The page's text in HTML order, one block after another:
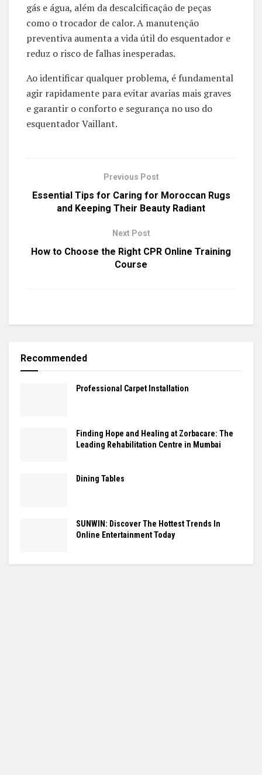
gás e água, além da descalcificação de peças
como o trocador de calor. A manutenção
preventiva aumenta a vida útil do esquentador e
reduz o risco de falhas inesperadas.
Ao identificar qualquer problema, é fundamental
agir rapidamente para evitar avarias mais graves
e garantir o conforto e segurança no uso do
esquentador Vaillant.
Previous Post
Essential Tips for Caring for Moroccan Rugs
and Keeping Their Beauty Radiant
Next Post
How to Choose the Right CPR Online Training
Course
Recommended
Professional Carpet Installation
Finding Hope and Healing at Zorbacare: The
Leading Rehabilitation Centre in Mumbai
Dining Tables
SUNWIN: Discover The Hottest Trends In
Online Entertainment Today